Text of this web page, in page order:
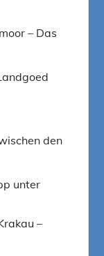
– Das
den
unter
–